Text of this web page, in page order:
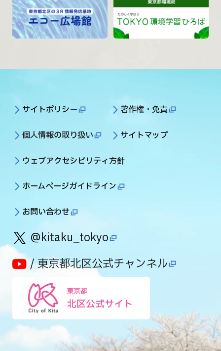
サイトポリシー 著作権・免責
個人情報の取り扱い サイトマップ
ウェブアクセシビリティ方針
ホームページガイドライン
お問い合わせ
@kitaku_tokyo
/ 東京都北区公式チャンネル